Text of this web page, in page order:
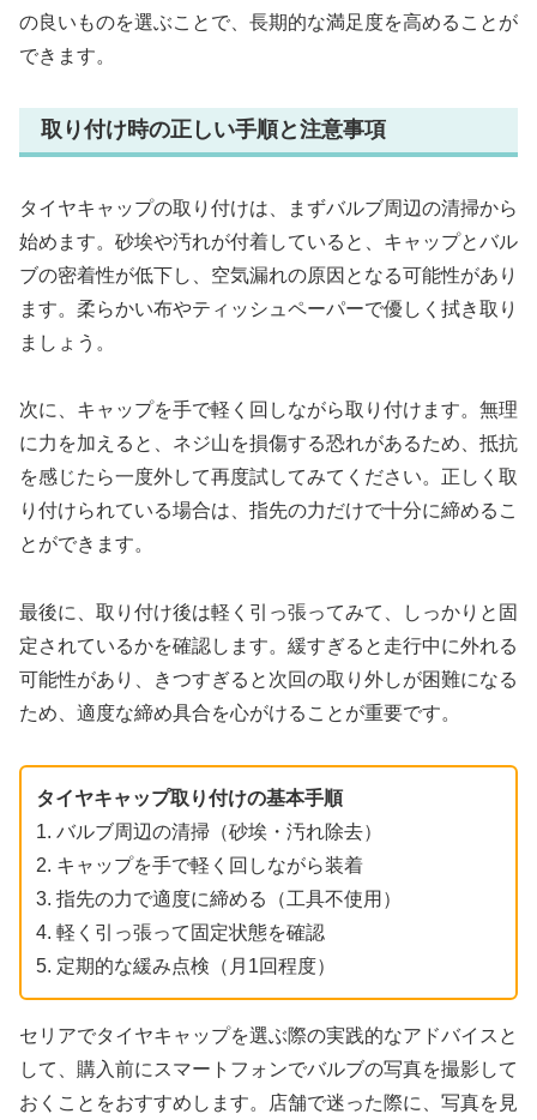
の良いものを選ぶことで、長期的な満足度を高めることが
できます。
取り付け時の正しい手順と注意事項
タイヤキャップの取り付けは、まずバルブ周辺の清掃から
始めます。砂埃や汚れが付着していると、キャップとバル
ブの密着性が低下し、空気漏れの原因となる可能性があり
ます。柔らかい布やティッシュペーパーで優しく拭き取り
ましょう。
次に、キャップを手で軽く回しながら取り付けます。無理
に力を加えると、ネジ山を損傷する恐れがあるため、抵抗
を感じたら一度外して再度試してみてください。正しく取
り付けられている場合は、指先の力だけで十分に締めるこ
とができます。
最後に、取り付け後は軽く引っ張ってみて、しっかりと固
定されているかを確認します。緩すぎると走行中に外れる
可能性があり、きつすぎると次回の取り外しが困難になる
ため、適度な締め具合を心がけることが重要です。
タイヤキャップ取り付けの基本手順
1. バルブ周辺の清掃（砂埃・汚れ除去）
2. キャップを手で軽く回しながら装着
3. 指先の力で適度に締める（工具不使用）
4. 軽く引っ張って固定状態を確認
5. 定期的な緩み点検（月1回程度）
セリアでタイヤキャップを選ぶ際の実践的なアドバイスと
して、購入前にスマートフォンでバルブの写真を撮影して
おくことをおすすめします。店舗で迷った際に、写真を見